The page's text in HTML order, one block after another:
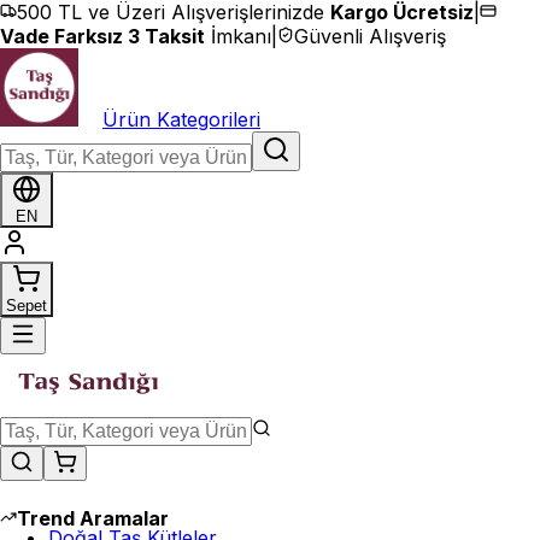
İçeriğe geç
500 TL ve Üzeri Alışverişlerinizde Kargo Ücretsiz
Vade Farksız 3 Taksit İmkanı Güvenli Alışveriş
Ürün Kategorileri
EN
Sepet
Trend Aramalar